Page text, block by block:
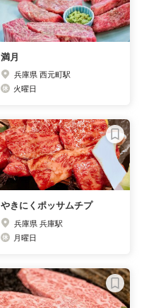
満月
兵庫県 西元町駅
火曜日
やきにくポッサムチプ
兵庫県 兵庫駅
月曜日